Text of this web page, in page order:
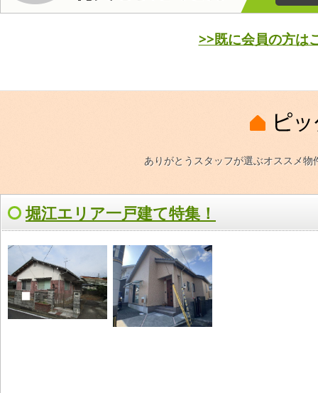
>>既に会員の方は
ありがとうスタッフが選ぶオススメ
堀江エリア一戸建て特集！